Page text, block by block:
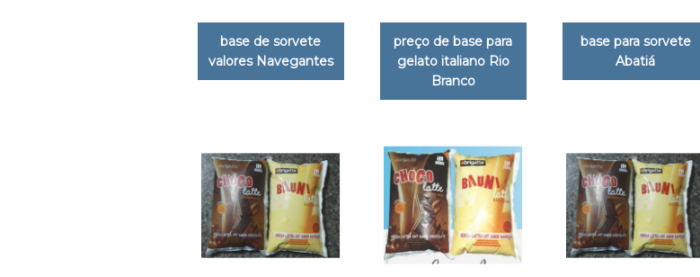
base de sorvete
valores Navegantes
preço de base para
gelato italiano Rio
Branco
base para sorvete
Abatiá